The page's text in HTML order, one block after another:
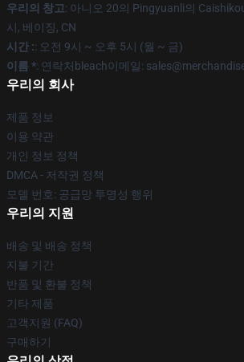
우리의 창고: 아니오 20의 Pingyuanli의
시, 베이징, CN
시간 :: 오전 9시 ~ 오후 5시 (월 ~ 금)
이름 *: 연락처bleach이메일:
우리의 회사
제품 정보
이용 약관
개인 정보 정책
DMCA - 저작권 정책
모델 번호: 공급망 투명성 행위
우리의 지원
배송 및 배송 정책
지불 기간
반품 및 환불 정책
기타 제품
고객지원 (FAQ)
구매하기